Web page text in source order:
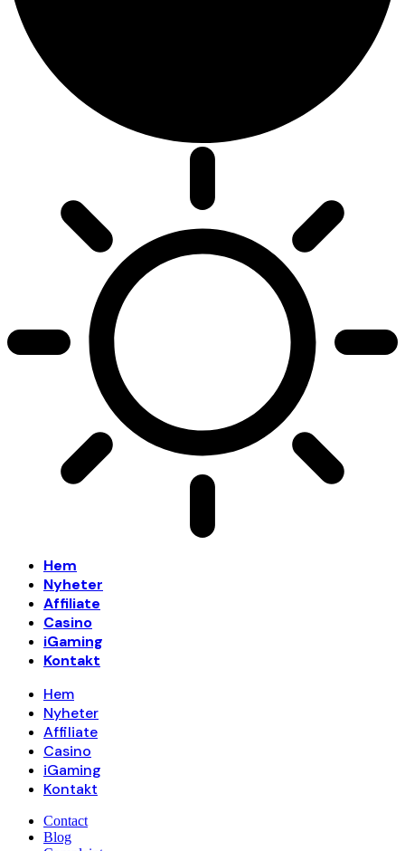
Hem
Nyheter
Affiliate
Casino
iGaming
Kontakt
Hem
Nyheter
Affiliate
Casino
iGaming
Kontakt
Contact
Blog